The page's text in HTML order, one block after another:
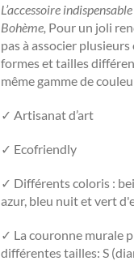
26,00€
à
46,00€
L’accessoire
Bohème, Pour un joli
pas à associer
formes et tailles
même gamme de
✓ Artisanat d’art
✓ Ecofriendly
✓ Différents coloris :
azur, bleu nuit et vert
✓ La couronne murale
différentes tailles: S